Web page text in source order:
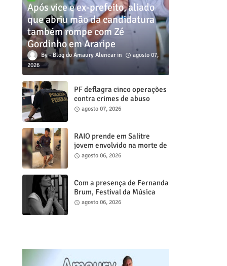
Após vice e ex-prefeito, aliado
que abriu mão da candidatura
também rompe com Zé
Gordinho em Araripe
Blog do Amaury Alencar
agosto 07,
2026
PF deflagra cinco operações
contra crimes de abuso
sexual infanto juvenil em
agosto 07, 2026
RAIO prende em Salitre
jovem envolvido na morte de
psicóloga em Missão Velha
agosto 06, 2026
Com a presença de Fernanda
Brum, Festival da Música
Gospel de Juazeiro do Norte
agosto 06, 2026